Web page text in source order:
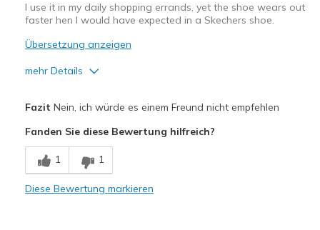
Sizing
Feels true to size
I use it in my daily shopping errands, yet the shoe wears out
faster hen I would have expected in a Skechers shoe.
Übersetzung anzeigen
mehr Details
Nachteile
Poor Cushioning
Wear Out Quickly
Fazit Nein, ich würde es einem Freund nicht empfehlen
Fanden Sie diese Bewertung hilfreich?
1 1
Diese Bewertung markieren